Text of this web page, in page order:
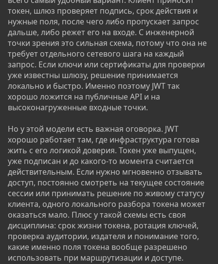
токен, шлюз проверяет подпись, срок действия и
нужные поля, после чего либо пропускает запрос
дальше, либо режет его на входе. С инженерной
точки зрения это сильная схема, потому что она не
требует отдельного сетевого шага на каждый
запрос. Если ключи или сертификаты для проверки
уже известны шлюзу, решение принимается
локально и быстро. Именно поэтому JWT так
хорошо ложится на публичные API и на
высоконагруженные входные точки.
Но у этой модели есть важная оговорка. JWT
хорошо работает там, где инфраструктура готова
жить с его логикой доверия. Токен уже выпущен,
уже подписан и до какого-то момента считается
действительным. Если нужно мгновенно отзывать
доступ, постоянно смотреть на текущее состояние
сессии или принимать решение по живому статусу
клиента, одного локального разбора токена может
оказаться мало. Плюс у такой схемы есть своя
дисциплина: срок жизни токена, ротация ключей,
проверка аудитории, издателя и понимание того,
какие именно поля токена вообще разрешено
использовать при маршрутизации и доступе.